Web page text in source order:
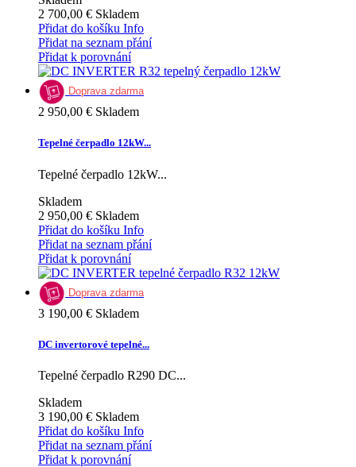
2 700,00 € Skladem
Přidat do košíku Info
Přidat na seznam přání
Přidat k porovnání
Doprava zdarma
2 950,00 € Skladem
Tepelné čerpadlo 12kW...
Tepelné čerpadlo 12kW...
Skladem
2 950,00 € Skladem
Přidat do košíku Info
Přidat na seznam přání
Přidat k porovnání
Doprava zdarma
3 190,00 € Skladem
DC invertorové tepelné...
Tepelné čerpadlo R290 DC...
Skladem
3 190,00 € Skladem
Přidat do košíku Info
Přidat na seznam přání
Přidat k porovnání